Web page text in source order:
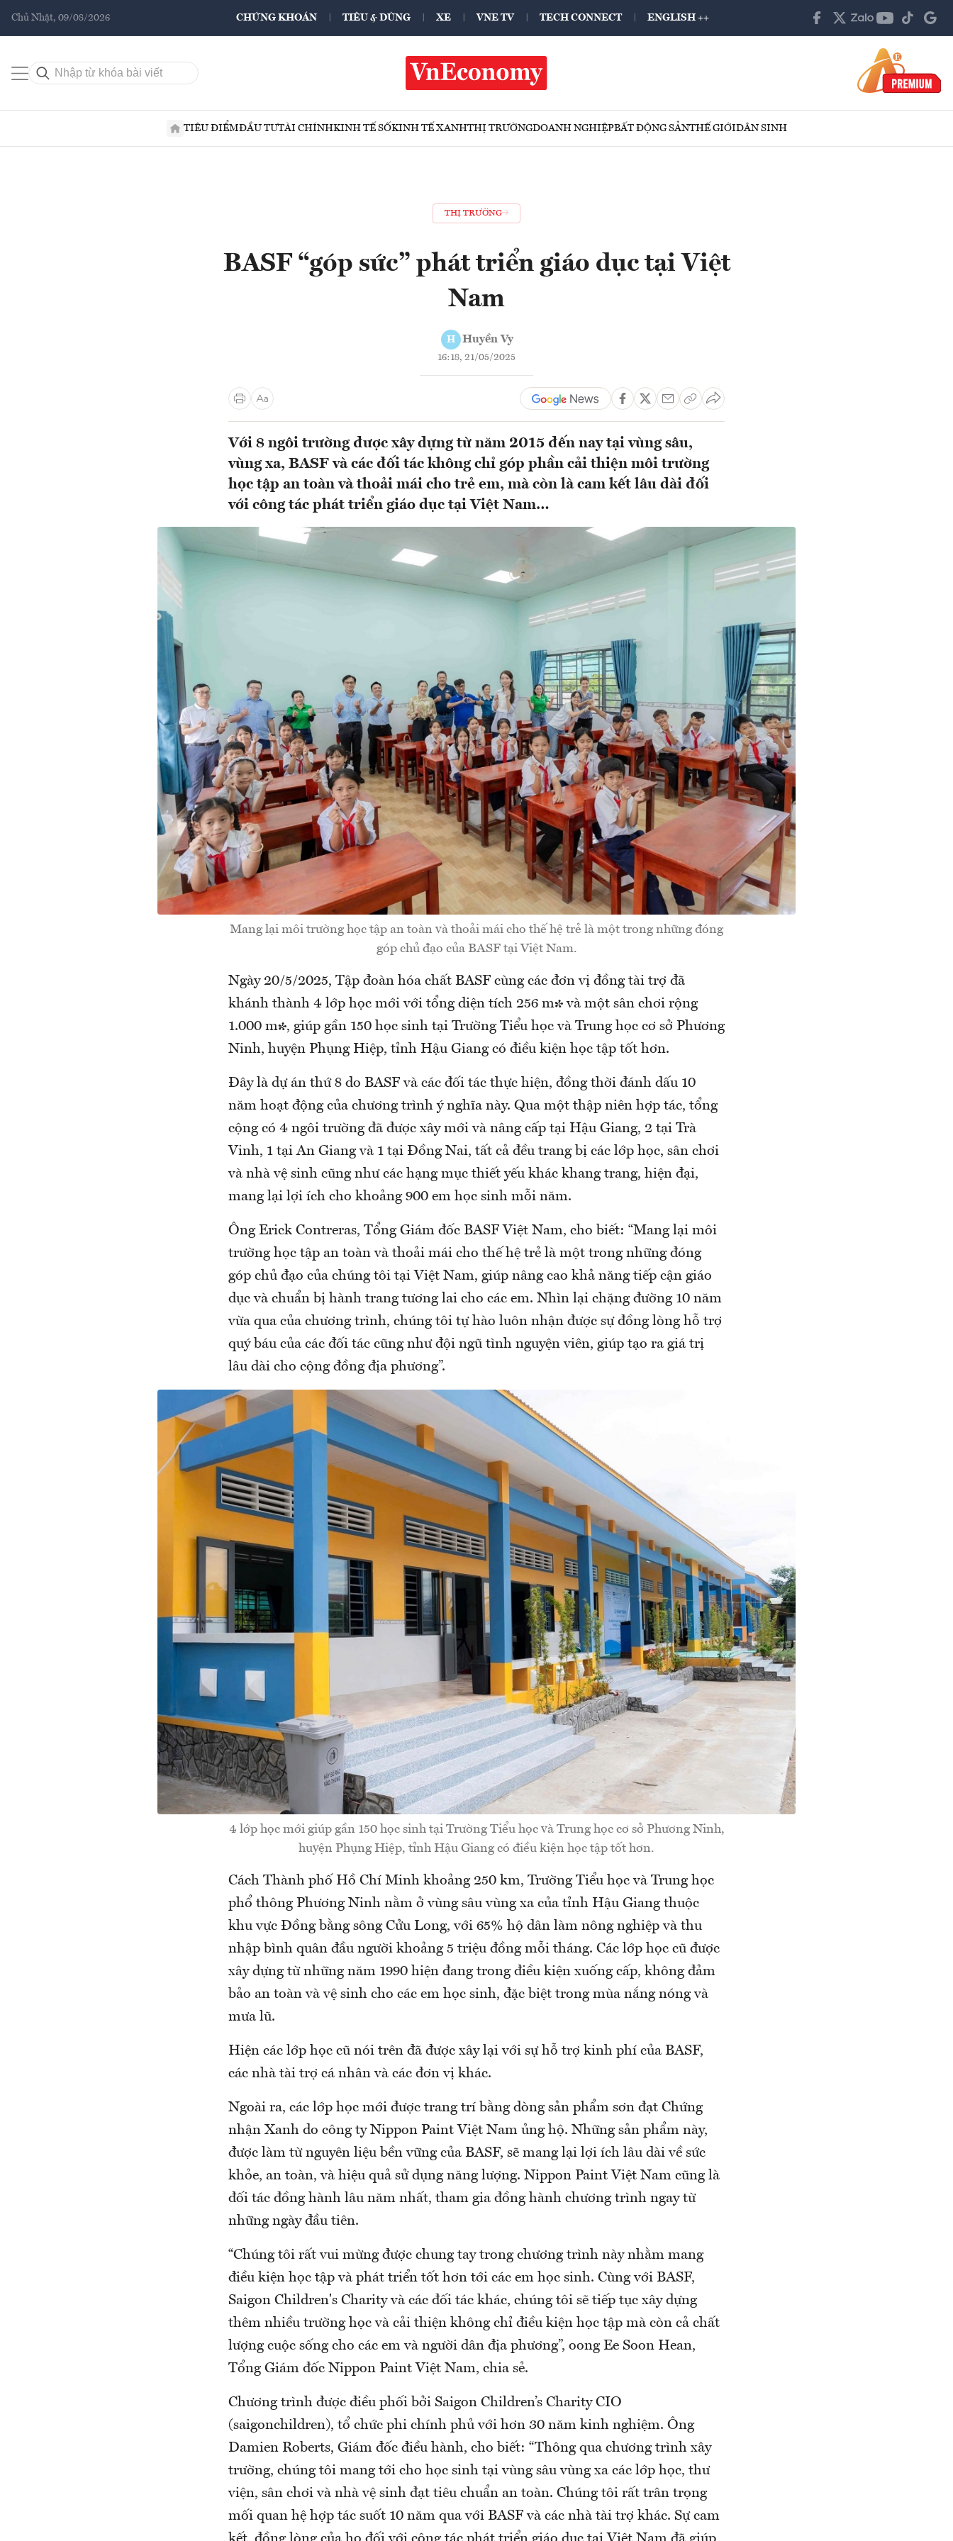
Chủ Nhật, 09/08/2026 CHỨNG KHOÁN TIÊU & DÙNG XE VNE TV TECH CONNECT ENGLISH ++
TIÊU ĐIỂMĐẦU TƯTÀI CHÍNHKINH TẾ SỐKINH TẾ XANHTHỊ TRƯỜNGDOANH NGHIỆPBẤT ĐỘNG SẢNTHẾ GIỚIDÂN SINH
THỊ TRƯỜNG
BASF “góp sức” phát triển giáo dục tại Việt
Nam
H Huyền Vy
16:18, 21/05/2025
Với 8 ngôi trường được xây dựng từ năm 2015 đến nay tại vùng sâu,
vùng xa, BASF và các đối tác không chỉ góp phần cải thiện môi trường
học tập an toàn và thoải mái cho trẻ em, mà còn là cam kết lâu dài đối
với công tác phát triển giáo dục tại Việt Nam…
Mang lại môi trường học tập an toàn và thoải mái cho thế hệ trẻ là một trong những đóng
góp chủ đạo của BASF tại Việt Nam.
Ngày 20/5/2025, Tập đoàn hóa chất BASF cùng các đơn vị đồng tài trợ đã
khánh thành 4 lớp học mới với tổng diện tích 256 m² và một sân chơi rộng
1.000 m², giúp gần 150 học sinh tại Trường Tiểu học và Trung học cơ sở Phương
Ninh, huyện Phụng Hiệp, tỉnh Hậu Giang có điều kiện học tập tốt hơn.
Đây là dự án thứ 8 do BASF và các đối tác thực hiện, đồng thời đánh dấu 10
năm hoạt động của chương trình ý nghĩa này. Qua một thập niên hợp tác, tổng
cộng có 4 ngôi trường đã được xây mới và nâng cấp tại Hậu Giang, 2 tại Trà
Vinh, 1 tại An Giang và 1 tại Đồng Nai, tất cả đều trang bị các lớp học, sân chơi
và nhà vệ sinh cũng như các hạng mục thiết yếu khác khang trang, hiện đại,
mang lại lợi ích cho khoảng 900 em học sinh mỗi năm.
Ông Erick Contreras, Tổng Giám đốc BASF Việt Nam, cho biết: “Mang lại môi
trường học tập an toàn và thoải mái cho thế hệ trẻ là một trong những đóng
góp chủ đạo của chúng tôi tại Việt Nam, giúp nâng cao khả năng tiếp cận giáo
dục và chuẩn bị hành trang tương lai cho các em. Nhìn lại chặng đường 10 năm
vừa qua của chương trình, chúng tôi tự hào luôn nhận được sự đồng lòng hỗ trợ
quý báu của các đối tác cũng như đội ngũ tình nguyện viên, giúp tạo ra giá trị
lâu dài cho cộng đồng địa phương”.
4 lớp học mới giúp gần 150 học sinh tại Trường Tiểu học và Trung học cơ sở Phương Ninh,
huyện Phụng Hiệp, tỉnh Hậu Giang có điều kiện học tập tốt hơn.
Cách Thành phố Hồ Chí Minh khoảng 250 km, Trường Tiểu học và Trung học
phổ thông Phương Ninh nằm ở vùng sâu vùng xa của tỉnh Hậu Giang thuộc
khu vực Đồng bằng sông Cửu Long, với 65% hộ dân làm nông nghiệp và thu
nhập bình quân đầu người khoảng 5 triệu đồng mỗi tháng. Các lớp học cũ được
xây dựng từ những năm 1990 hiện đang trong điều kiện xuống cấp, không đảm
bảo an toàn và vệ sinh cho các em học sinh, đặc biệt trong mùa nắng nóng và
mưa lũ.
Hiện các lớp học cũ nói trên đã được xây lại với sự hỗ trợ kinh phí của BASF,
các nhà tài trợ cá nhân và các đơn vị khác.
Ngoài ra, các lớp học mới được trang trí bằng dòng sản phẩm sơn đạt Chứng
nhận Xanh do công ty Nippon Paint Việt Nam ủng hộ. Những sản phẩm này,
được làm từ nguyên liệu bền vững của BASF, sẽ mang lại lợi ích lâu dài về sức
khỏe, an toàn, và hiệu quả sử dụng năng lượng. Nippon Paint Việt Nam cũng là
đối tác đồng hành lâu năm nhất, tham gia đồng hành chương trình ngay từ
những ngày đầu tiên.
“Chúng tôi rất vui mừng được chung tay trong chương trình này nhằm mang
điều kiện học tập và phát triển tốt hơn tới các em học sinh. Cùng với BASF,
Saigon Children's Charity và các đối tác khác, chúng tôi sẽ tiếp tục xây dựng
thêm nhiều trường học và cải thiện không chỉ điều kiện học tập mà còn cả chất
lượng cuộc sống cho các em và người dân địa phương”, oong Ee Soon Hean,
Tổng Giám đốc Nippon Paint Việt Nam, chia sẻ.
Chương trình được điều phối bởi Saigon Children’s Charity CIO
(saigonchildren), tổ chức phi chính phủ với hơn 30 năm kinh nghiệm. Ông
Damien Roberts, Giám đốc điều hành, cho biết: “Thông qua chương trình xây
trường, chúng tôi mang tới cho học sinh tại vùng sâu vùng xa các lớp học, thư
viện, sân chơi và nhà vệ sinh đạt tiêu chuẩn an toàn. Chúng tôi rất trân trọng
mối quan hệ hợp tác suốt 10 năm qua với BASF và các nhà tài trợ khác. Sự cam